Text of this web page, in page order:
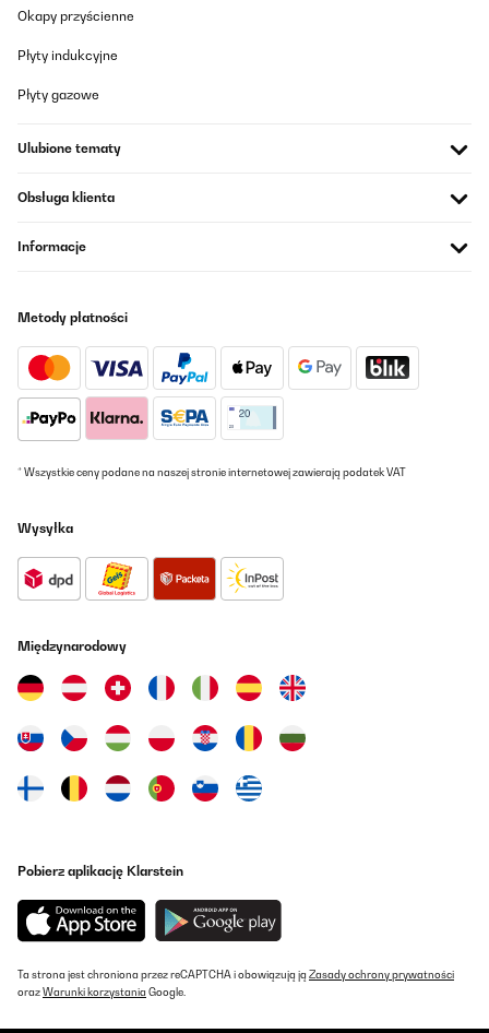
Okapy przyścienne
Płyty indukcyjne
Płyty gazowe
Ulubione tematy
Obsługa klienta
Informacje
Metody płatności
* Wszystkie ceny podane na naszej stronie internetowej zawierają podatek VAT
Wysyłka
Międzynarodowy
Pobierz aplikację Klarstein
Ta strona jest chroniona przez reCAPTCHA i obowiązują ją Zasady ochrony prywatności
orazWarunki korzystania Google.